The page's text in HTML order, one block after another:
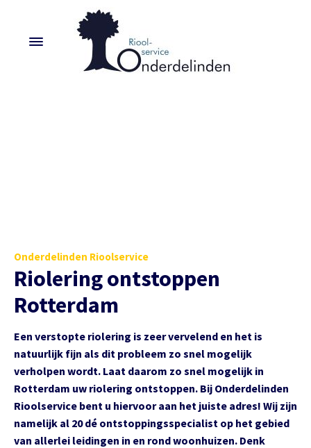
Onderdelinden Rioolservice
Riolering ontstoppen
Rotterdam
Een verstopte riolering is zeer vervelend en het is
natuurlijk fijn als dit probleem zo snel mogelijk
verholpen wordt. Laat daarom zo snel mogelijk in
Rotterdam uw riolering ontstoppen. Bij Onderdelinden
Rioolservice bent u hiervoor aan het juiste adres! Wij zijn
namelijk al 20 dé ontstoppingsspecialist op het gebied
van allerlei leidingen in en rond woonhuizen. Denk